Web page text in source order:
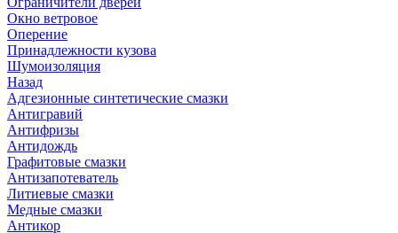
Окно ветровое
Оперение
Принадлежности кузова
Шумоизоляция
Назад
Адгезионные синтетические смазки
Антигравий
Антифризы
Антидождь
Графитовые смазки
Антизапотеватель
Литиевые смазки
Медные смазки
Антикор